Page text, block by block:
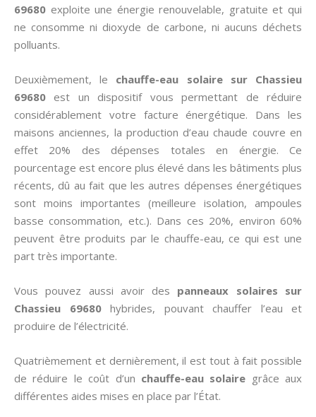
69680 exploite une énergie renouvelable, gratuite et qui
ne consomme ni dioxyde de carbone, ni aucuns déchets
polluants.
Deuxièmement, le chauffe-eau solaire sur Chassieu
69680 est un dispositif vous permettant de réduire
considérablement votre facture énergétique. Dans les
maisons anciennes, la production d’eau chaude couvre en
effet 20% des dépenses totales en énergie. Ce
pourcentage est encore plus élevé dans les bâtiments plus
récents, dû au fait que les autres dépenses énergétiques
sont moins importantes (meilleure isolation, ampoules
basse consommation, etc.). Dans ces 20%, environ 60%
peuvent être produits par le chauffe-eau, ce qui est une
part très importante.
Vous pouvez aussi avoir des panneaux solaires sur
Chassieu 69680hybrides, pouvant chauffer l’eau et
produire de l’électricité.
Quatrièmement et dernièrement, il est tout à fait possible
de réduire le coût d’un chauffe-eau solaire grâce aux
différentes aides mises en place par l’État.